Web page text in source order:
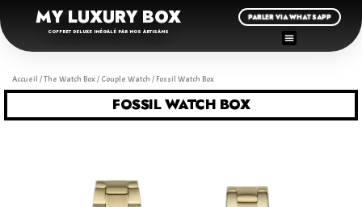
MY LUXURY BOX
COFFRET DELUXE INÉGALÉ PAR NOS ARTISANS
PARLER VIA WHATSAPP
Accueil /The Watch Box/ Couple Watch / Fossil Watch Box
FOSSIL WATCH BOX